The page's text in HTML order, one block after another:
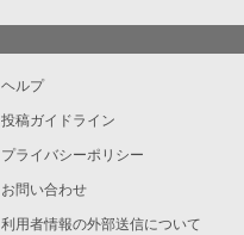
ヘルプ
投稿ガイドライン
プライバシーポリシー
お問い合わせ
利用者情報の外部送信について